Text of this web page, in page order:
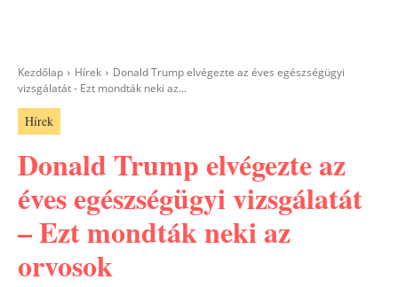
Kezdőlap Hírek
Donald Trump elvégezte az éves egészségügyi
vizsgálatát - Ezt mondták neki az...
Hírek
Donald Trump elvégezte az
éves egészségügyi vizsgálatát
– Ezt mondták neki az
orvosok